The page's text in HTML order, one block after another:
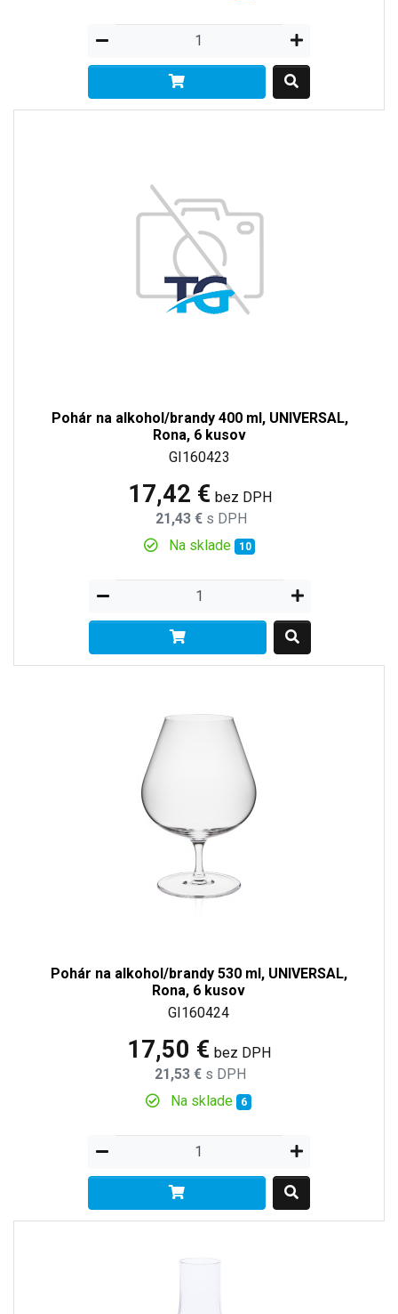
Pohár na alkohol/brandy 400 ml, UNIVERSAL,
Rona, 6 kusov
GI160423
17,42 € bez DPH
21,43 € s DPH
Na sklade
10
Pohár na alkohol/brandy 530 ml, UNIVERSAL,
Rona, 6 kusov
GI160424
17,50 € bez DPH
21,53 € s DPH
Na sklade 6